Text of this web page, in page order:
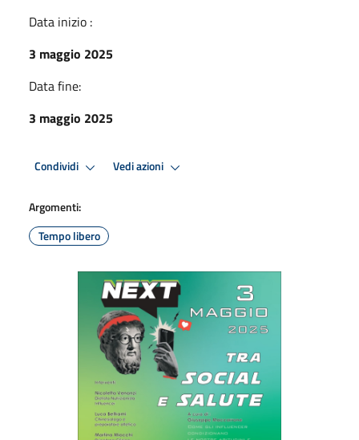
Data inizio :
3 maggio 2025
Data fine:
3 maggio 2025
Condividi Vedi azioni
Argomenti:
Tempo libero